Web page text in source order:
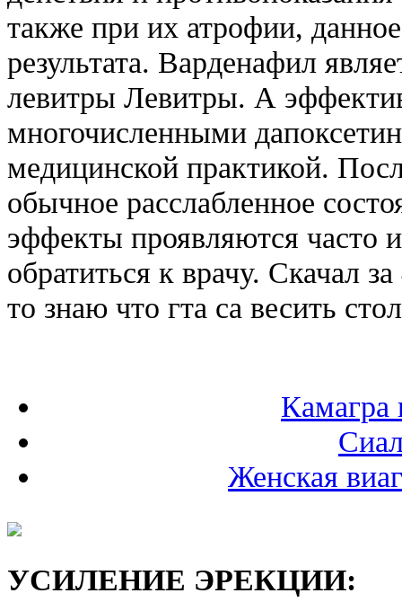
также при их атрофии,
результата. Варденафил
левитры Левитры. А
многочисленными
медицинской практикой.
обычное расслабленное
эффекты проявляются часто
обратиться к врачу. Скачал
то знаю что гта са весить
Камагра
Женская
УСИЛЕНИЕ ЭРЕКЦИИ: